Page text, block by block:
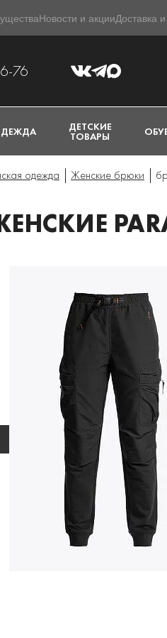
Новости и акцииДоставка
76
ДЕТСКИЕ
ТОВАРЫ
одежда Женские брюки